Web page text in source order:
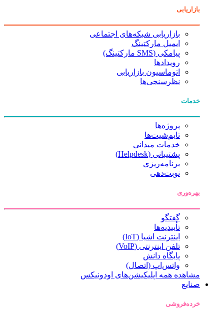
بازاریابی
بازاریابی شبکه‌های اجتماعی
ایمیل مارکتینگ
پیامکی (SMS مارکتینگ)
رویدادها
اتوماسیون بازاریابی
نظرسنجی‌ها
خدمات
پروژه‌ها
تایم‌شیت‌ها
خدمات میدانی
پشتیبانی (Helpdesk)
برنامه‌ریزی
نوبت‌دهی
بهره‌وری
گفتگو
تأییدیه‌ها
اینترنت اشیا (IoT)
تلفن اینترنتی (VoIP)
پایگاه دانش
واتس‌اپ (اتصال)
مشاهده همه اپلیکیشن‌های اودونیکس
صنایع
خرده‌فروشی